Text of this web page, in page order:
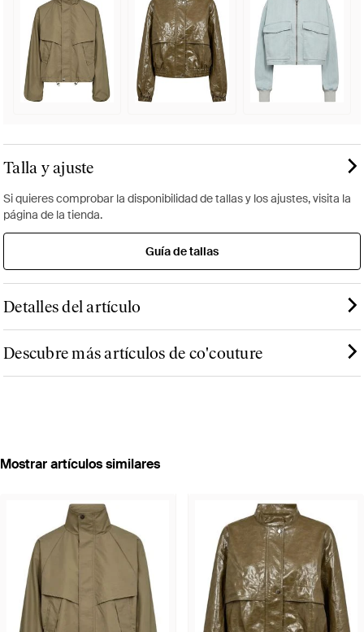
Talla y ajuste
Si quieres comprobar la disponibilidad de tallas y los ajustes, visita la
página de la tienda.
Guía de tallas
Detalles del artículo
Descubre más artículos de co'couture
Mostrar artículos similares